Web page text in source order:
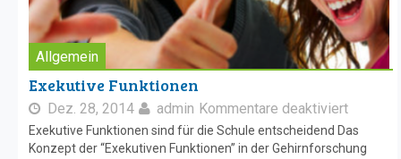
Allgemein
Exekutive Funktionen
Dez. 28, 2014 admin Kommentare deaktiviert
Exekutive Funktionen sind für die Schule entscheidend Das
Konzept der “Exekutiven Funktionen” in der Gehirnforschung